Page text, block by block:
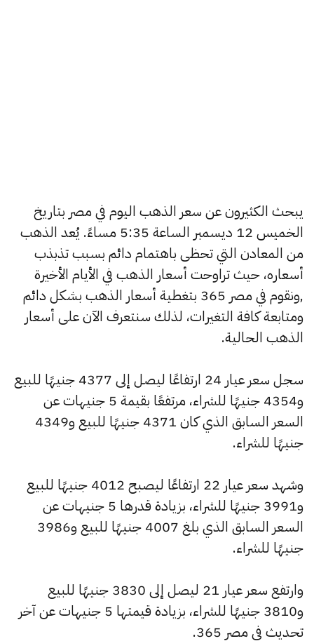
يبحث الكثيرون عن سعر الذهب اليوم في مصر بتاريخ
الخميس 12 ديسمبر الساعة 5:35 مساءً. يُعد الذهب
من المعادن التي تحظى باهتمام دائم بسبب تذبذب
أسعاره، حيث تراوحت أسعار الذهب في الأيام الأخيرة
,ونقوم في مصر 365 بتغطية أسعار الذهب بشكل دائم
ومتابعة كافة التغيرات، لذلك سنتعرف الآن على أسعار
الذهب الحالية.
سجل سعر عيار 24 ارتفاعًا ليصل إلى 4377 جنيهًا للبيع
و4354 جنيهًا للشراء، مرتفعًا بقيمة 5 جنيهات عن
السعر السابق الذي كان 4371 جنيهًا للبيع و4349
جنيهًا للشراء.
وشهد سعر عيار 22 ارتفاعًا ليصبح 4012 جنيهًا للبيع
و3991 جنيهًا للشراء، بزيادة قدرها 5 جنيهات عن
السعر السابق الذي بلغ 4007 جنيهًا للبيع و3986
جنيهًا للشراء.
وارتفع سعر عيار 21 ليصل إلى 3830 جنيهًا للبيع
و3810 جنيهًا للشراء، بزيادة قيمتها 5 جنيهات عن آخر
تحديث في مصر 365.